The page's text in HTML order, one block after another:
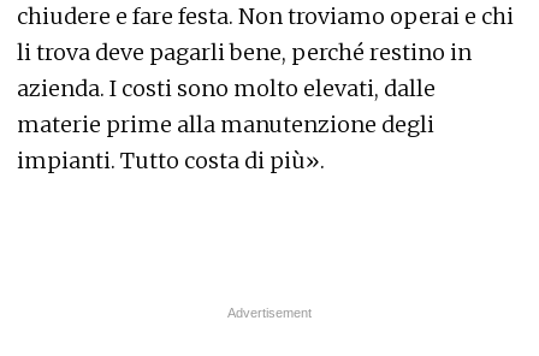
chiudere e fare festa. Non troviamo operai e chi
li trova deve pagarli bene, perché restino in
azienda. I costi sono molto elevati, dalle
materie prime alla manutenzione degli
impianti. Tutto costa di più».